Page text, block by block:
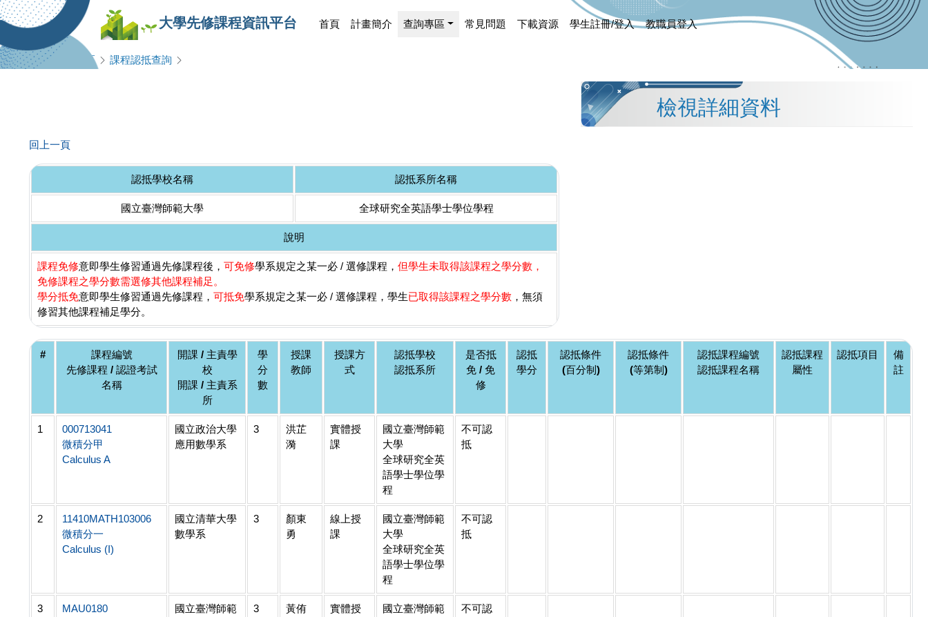
大學先修課程資訊平台 首頁 計畫簡介 查詢專區 常見問題 下載資源 學生註冊/登入 教職員登入
查詢專區 課程認抵查詢
檢視詳細資料
回上一頁
認抵學校名稱 認抵系所名稱
國立臺灣師範大學 全球研究全英語學士學位學程
說明
課程免修意即學生修習通過先修課程後， 可免修學系規定之某一必 / 選修課程， 但學生未取得該課程之學分數，
免修課程之學分數需選修其他課程補足。
學分抵免意即學生修習通過先修課程， 可抵免學系規定之某一必 / 選修課程，學生已取得該課程之學分數 ，無須
修習其他課程補足學分。
#
課程編號
先修課程 / 認證考試
名稱
開課 / 主責學
校
開課 / 主責系
所
學
分
數
授課
教師
授課方
式
認抵學校
認抵系所
是否抵
免 / 免
修
認抵
學分
認抵條件
(百分制)
認抵條件
(等第制)
認抵課程編號
認抵課程名稱
認抵課程
屬性
認抵項目
備
註
1
000713041
微積分甲
Calculus A
國立政治大學
應用數學系
3
洪芷
漪
實體授
課
國立臺灣師範
大學
全球研究全英
語學士學位學
程
不可認
抵
2
11410MATH103006
微積分一
Calculus (I)
國立清華大學
數學系
3
顏東
勇
線上授
課
國立臺灣師範
大學
全球研究全英
語學士學位學
程
不可認
抵
3
MAU0180
國立臺灣師範
3
黃侑
實體授
國立臺灣師範
不可認